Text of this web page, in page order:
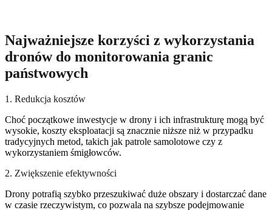
Najważniejsze korzyści z wykorzystania
dronów do monitorowania granic
państwowych
1. Redukcja kosztów
Choć początkowe inwestycje w drony i ich infrastrukturę mogą być
wysokie, koszty eksploatacji są znacznie niższe niż w przypadku
tradycyjnych metod, takich jak patrole samolotowe czy z
wykorzystaniem śmigłowców.
2. Zwiększenie efektywności
Drony potrafią szybko przeszukiwać duże obszary i dostarczać dane
w czasie rzeczywistym, co pozwala na szybsze podejmowanie